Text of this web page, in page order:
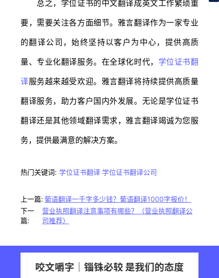
总之，学位证书的中文翻译成英文工作繁琐重
要，需要关注各方面细节。雅言翻译作为一家专业
的翻译公司，始终坚持以客户为中心，提供高质
量、专业化翻译服务。在全球化时代， 学位证书翻
译服务越来越受欢迎。雅言翻译将持续提供高质量
翻译服务，助力客户国内外发展。无论是学位证书
翻译还是其他领域翻译需求，雅言翻译竭诚为您服
务，提供最满意的解决方案。
热门关键词: 学位证书翻译 学位证书翻译公司
上一篇: 葡语翻译一千字多少钱？葡语翻译1000字报价！
下一
篇:
营业执照翻译注意事项有哪些？（营业执照翻译公
司推荐）
咬文嚼字｜锱铢必较 是我们的态度